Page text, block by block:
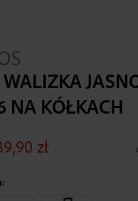
NA KÓŁKACH
zł